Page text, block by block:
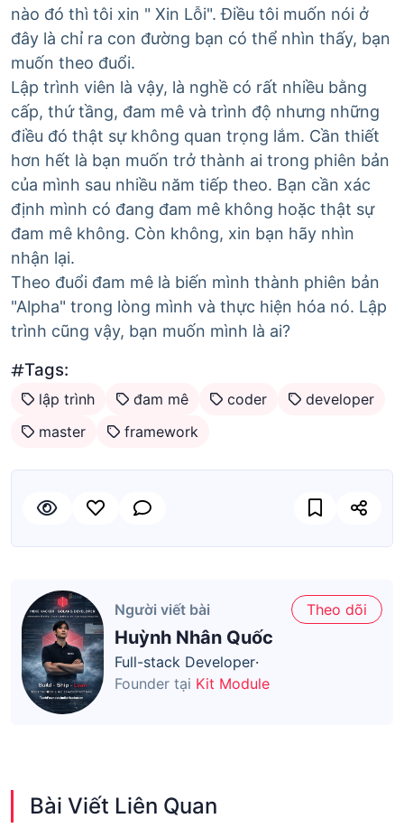
nào đó thì tôi xin " Xin Lỗi". Điều tôi muốn nói ở
đây là chỉ ra con đường bạn có thể nhìn thấy, bạn
muốn theo đuổi.
Lập trình viên là vậy, là nghề có rất nhiều bằng
cấp, thứ tầng, đam mê và trình độ nhưng những
điều đó thật sự không quan trọng lắm. Cần thiết
hơn hết là bạn muốn trở thành ai trong phiên bản
của mình sau nhiều năm tiếp theo. Bạn cần xác
định mình có đang đam mê không hoặc thật sự
đam mê không. Còn không, xin bạn hãy nhìn
nhận lại.
Theo đuổi đam mê là biến mình thành phiên bản
"Alpha" trong lòng mình và thực hiện hóa nó. Lập
trình cũng vậy, bạn muốn mình là ai?
Tags:
lập trình đam mê coder
developer
master
framework
Người viết bài Theo dõi
Huỳnh Nhân Quốc
Full-stack Developer·
Founder tại Kit Module
Bài Viết Liên Quan